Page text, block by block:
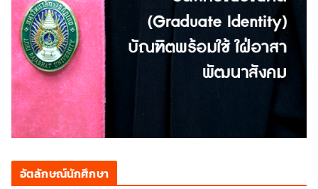
อัตลักษณ์นักศึกษา